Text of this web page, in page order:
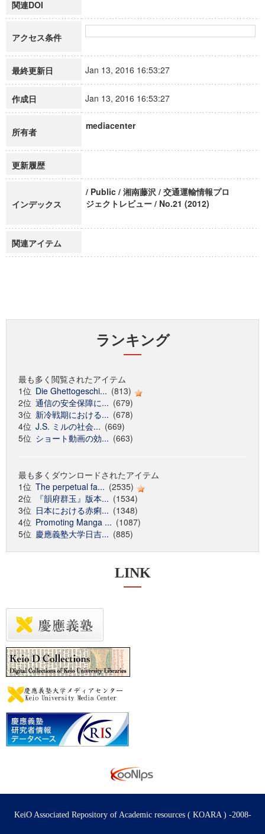
関連DOI
アクセス条件
最終更新日 Jan 13, 2016 16:53:27
作成日 Jan 13, 2016 16:53:27
所有者
mediacenter
更新履歴
インデックス
/ Public / 湘南藤沢 / 交通運輸情報プロ
ジェクトレビュー / No.21 (2012)
関連アイテム
ランキング
最も多く閲覧されたアイテム
1位 Die Ghettogeschi... (813)
2位 通信の安全保障に... (679)
3位 新冷戦期における... (678)
4位 J.S. ミルの社会... (669)
5位 ショート動画の効... (663)
最も多くダウンロードされたアイテム
1位 The perpetual fa... (2535)
2位
『韻府群玉』版本... (1534)
3位 日本における赤痢... (1348)
4位 Promoting Manga ... (1087)
5位 慶應義塾大学日吉... (885)
LINK
KeiO Associated Repository of Academic resources ( KOARA ) -2008-